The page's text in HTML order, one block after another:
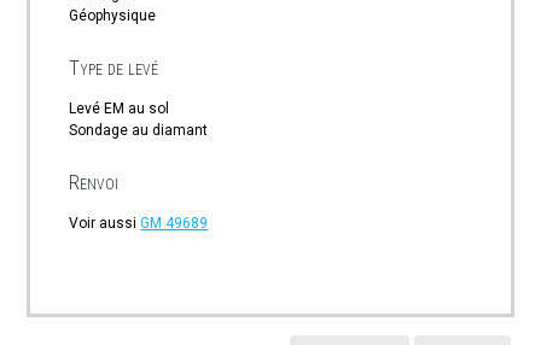
Géophysique
Type de levé
Levé EM au sol
Sondage au diamant
Renvoi
Voir aussiGM 49689